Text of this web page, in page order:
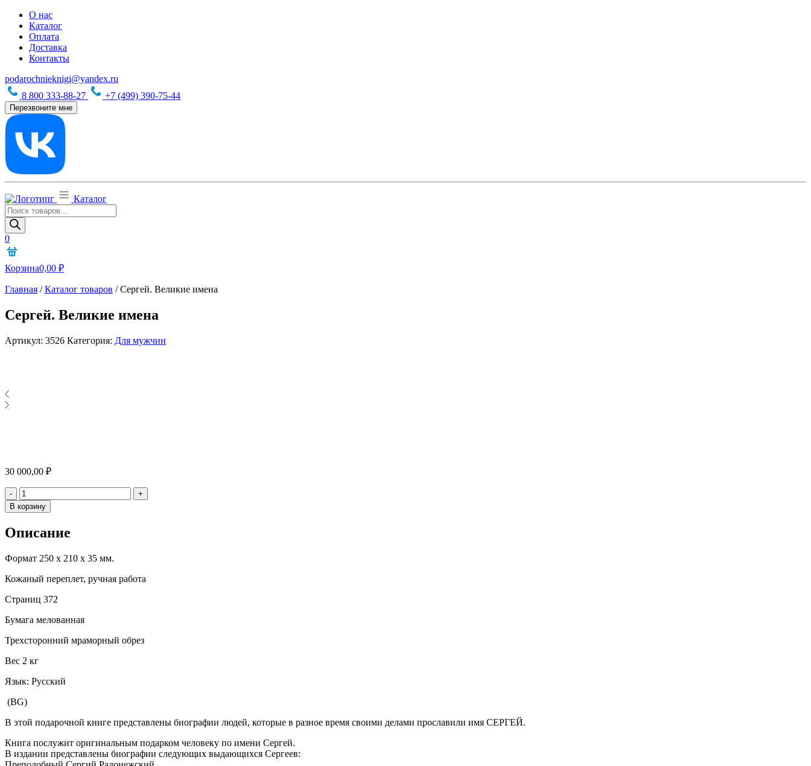
О нас
Каталог
Оплата
Доставка
Контакты
podarochnieknigi@yandex.ru
8 800 333-88-27
+7 (499) 390-75-44
Перезвоните мне
Каталог
Поиск
товаров
0
Корзина0,00 ₽
Главная /Каталог товаров /Сергей. Великие имена
Сергей. Великие имена
Артикул: 3526 Категория: Для мужчин
30 000,00 ₽
- Количество
+
В корзину
Описание
Формат 250 х 210 х 35 мм.
Кожаный переплет, ручная работа
Страниц 372
Бумага мелованная
Трехсторонний мраморный обрез
Вес 2 кг
Язык: Русский
(BG)
В этой подарочной книге представлены биографии людей, которые в разное время своими делами прославили имя СЕРГЕЙ.
Книга послужит оригинальным подарком человеку по имени Сергей.
В издании представлены биографии следующих выдающихся Сергеев: